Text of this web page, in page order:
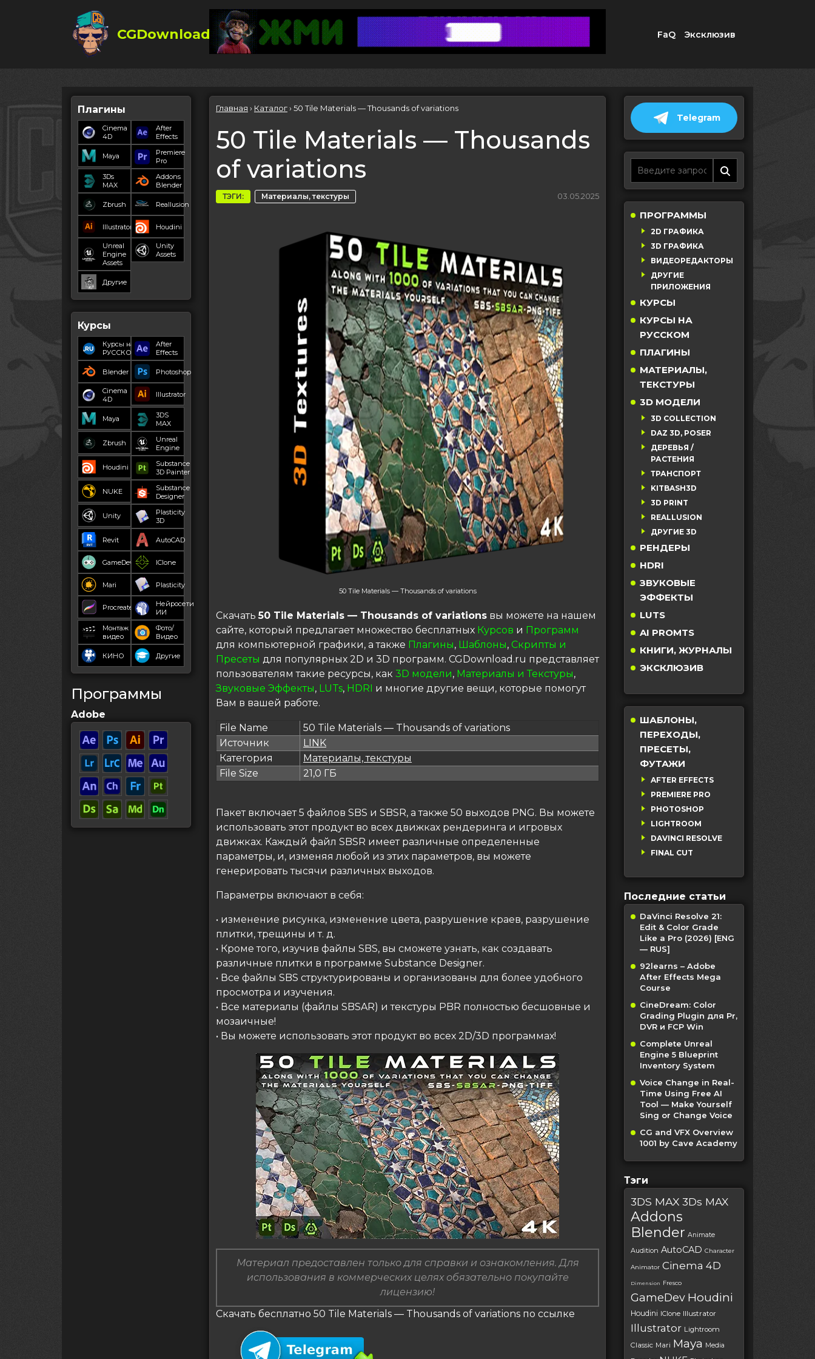
CGDownload FaQ Эксклюзив
Плагины
Cinema
4D
After
Effects
Maya
Premiere
Pro
3Ds
MAX
Addons
Blender
Zbrush Reallusion
Illustrator Houdini
Unreal
Engine
Assets
Unity
Assets
Другие
Курсы
Курсы на
РУССКОМ
After
Effects
Blender Photoshop
Cinema
4D
Illustrator
Maya
3DS
MAX
Zbrush
Unreal
Engine
Houdini
Substance
3D Painter
NUKE
Substance
Designer
Unity
Plasticity
3D
Revit AutoCAD
GameDev IClone
Mari Plasticity
Procreate
Нейросети
ИИ
Монтаж
видео
Фото/
Видео
КИНО Другие
Программы
Adobe
Главная › Каталог› 50 Tile Materials — Thousands of variations
50 Tile Materials — Thousands
of variations
ТЭГИ: Материалы, текстуры 03.05.2025
50 Tile Materials — Thousands of variations
Скачать50 Tile Materials — Thousands of variations вы можете на нашем
сайте, который предлагает множество бесплатных Курсов и Программ
для компьютерной графики, а также Плагины, Шаблоны, Скрипты и
Пресеты для популярных 2D и 3D программ. CGDownload.ru представляет
пользователям такие ресурсы, как 3D модели, Материалы и Текстуры,
Звуковые Эффекты, LUTs, HDRI и многие другие вещи, которые помогут
Вам в вашей работе.
File Name
50 Tile Materials — Thousands of variations
Источник
LINK
Категория
Материалы, текстуры
File Size
21,0 ГБ
Пакет включает 5 файлов SBS и SBSR, а также 50 выходов PNG. Вы можете
использовать этот продукт во всех движках рендеринга и игровых
движках. Каждый файл SBSR имеет различные определенные
параметры, и, изменяя любой из этих параметров, вы можете
генерировать тысячи различных выходов.
Параметры включают в себя:
• изменение рисунка, изменение цвета, разрушение краев, разрушение
плитки, трещины и т. д.
• Кроме того, изучив файлы SBS, вы сможете узнать, как создавать
различные плитки в программе Substance Designer.
• Все файлы SBS структурированы и организованы для более удобного
просмотра и изучения.
• Все материалы (файлы SBSAR) и текстуры PBR полностью бесшовные и
мозаичные!
• Вы можете использовать этот продукт во всех 2D/3D программах!
Материал предоставлен только для справки и ознакомления. Для
использования в коммерческих целях обязательно покупайте
лицензию!
Скачать бесплатно 50 Tile Materials — Thousands of variations по ссылке
Telegram
ПРОГРАММЫ
2D ГРАФИКА
3D ГРАФИКА
ВИДЕОРЕДАКТОРЫ
ДРУГИЕ
ПРИЛОЖЕНИЯ
КУРСЫ
КУРСЫ НА
РУССКОМ
ПЛАГИНЫ
МАТЕРИАЛЫ,
ТЕКСТУРЫ
3D МОДЕЛИ
3D COLLECTION
DAZ 3D, POSER
ДЕРЕВЬЯ /
РАСТЕНИЯ
ТРАНСПОРТ
KITBASH3D
3D PRINT
REALLUSION
ДРУГИЕ 3D
РЕНДЕРЫ
HDRI
ЗВУКОВЫЕ
ЭФФЕКТЫ
LUTS
AI PROMTS
КНИГИ, ЖУРНАЛЫ
ЭКСКЛЮЗИВ
ШАБЛОНЫ,
ПЕРЕХОДЫ,
ПРЕСЕТЫ,
ФУТАЖИ
AFTER EFFECTS
PREMIERE PRO
PHOTOSHOP
LIGHTROOM
DAVINCI RESOLVE
FINAL CUT
Последние статьи
DaVinci Resolve 21:
Edit & Color Grade
Like a Pro (2026) [ENG
— RUS]
92learns – Adobe
After Effects Mega
Course
CineDream: Color
Grading Plugin для Pr,
DVR и FCP Win
Complete Unreal
Engine 5 Blueprint
Inventory System
Voice Change in Real-
Time Using Free AI
Tool — Make Yourself
Sing or Change Voice
CG and VFX Overview
1001 by Cave Academy
Тэги
3DS MAX 3Ds MAX
Addons
Blender Animate
Audition AutoCAD Character
Animator Cinema 4D
Dimension Fresco
GameDev Houdini
Houdini IClone Illustrator
Illustrator Lightroom
Classic Mari Maya
Media